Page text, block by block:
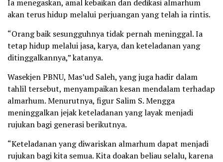
Ia menegaskan, amal kebaikan dan dedikasi almarhum
akan terus hidup melalui perjuangan yang telah ia rintis.
“Orang baik sesungguhnya tidak pernah meninggal. Ia
tetap hidup melalui jasa, karya, dan keteladanan yang
ditinggalkannya,” katanya.
Wasekjen PBNU, Mas’ud Saleh, yang juga hadir dalam
tahlil tersebut, menyampaikan kesan mendalam terhadap
almarhum. Menurutnya, figur Salim S. Mengga
meninggalkan jejak keteladanan yang layak menjadi
rujukan bagi generasi berikutnya.
“Keteladanan yang diwariskan almarhum dapat menjadi
rujukan bagi kita semua. Kita doakan beliau selalu, karena